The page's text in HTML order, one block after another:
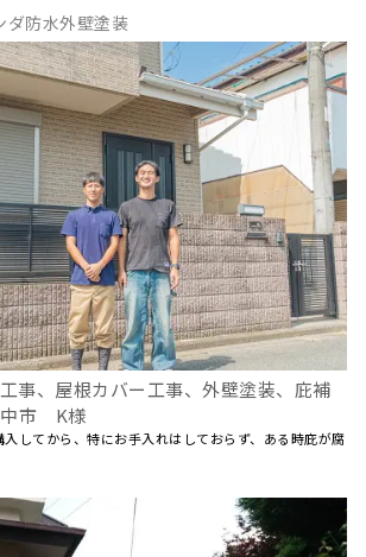
ダ防水外壁塗装
事、屋根カバー工事、外壁塗装、庇補
市 K様
してから、特にお手入れはしておらず、ある時庇が腐